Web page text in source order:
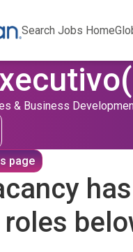
Search Jobs Home
& Business
page